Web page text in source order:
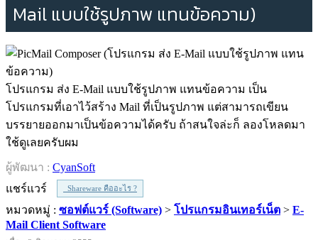
Mail แบบใช้รูปภาพ แทนข้อความ)
โปรแกรม ส่ง E-Mail แบบใช้รูปภาพ แทนข้อความ เป็น
โปรแกรมที่เอาไว้สร้าง Mail ที่เป็นรูปภาพ แต่สามารถเขียน
บรรยายออกมาเป็นข้อความได้ครับ ถ้าสนใจล่ะก็ ลองโหลดมา
ใช้ดูเลยครับผม
ผู้พัฒนา : CyanSoft
แชร์แวร์
Shareware คืออะไร ?
หมวดหมู่ : ซอฟต์แวร์ (Software) > โปรแกรมอินเทอร์เน็ต > E-
Mail Client Software